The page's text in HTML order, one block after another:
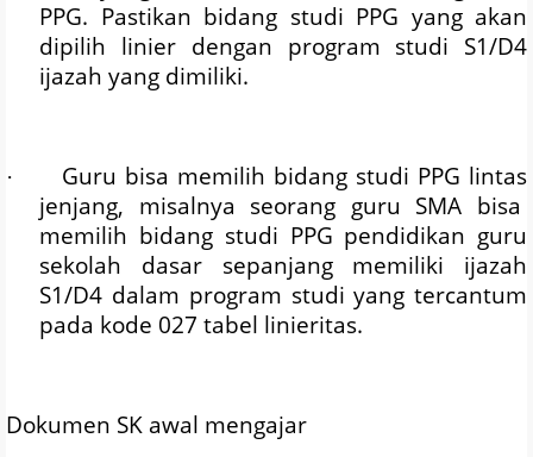
PPG. Pastikan bidang studi PPG yang akan
dipilih linier dengan program studi S1/D4
ijazah yang dimiliki.
·
Guru bisa memilih bidang studi PPG lintas
jenjang, misalnya seorang guru SMA bisa
memilih bidang studi PPG pendidikan guru
sekolah dasar sepanjang memiliki ijazah
S1/D4 dalam program studi yang tercantum
pada kode 027 tabel linieritas.
Dokumen SK awal mengajar